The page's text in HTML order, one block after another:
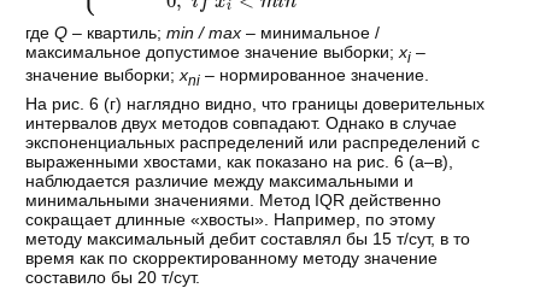
гдеQ – квартиль;min / max – минимальное /
максимальное допустимое значение выборки;xi –
значение выборки;xni – нормированное значение.
На рис. 6 (г) наглядно видно, что границы доверительных
интервалов двух методов совпадают. Однако в случае
экспоненциальных распределений или распределений с
выраженными хвостами, как показано на рис. 6 (а–в),
наблюдается различие между максимальными и
минимальными значениями. Метод IQR действенно
сокращает длинные «хвосты». Например, по этому
методу максимальный дебит составлял бы 15 т/сут, в то
время как по скорректированному методу значение
составило бы 20 т/сут.